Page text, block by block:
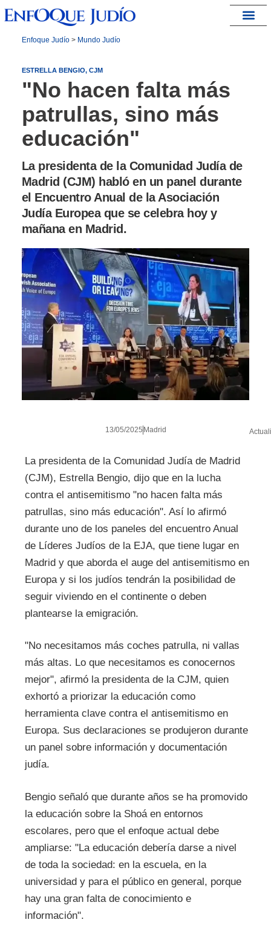
Enfoque Judío> Mundo Judío
ESTRELLA BENGIO, CJM
"No hacen falta más
patrullas, sino más
educación"
La presidenta de la Comunidad Judía de
Madrid (CJM) habló en un panel durante
el Encuentro Anual de la Asociación
Judía Europea que se celebra hoy y
mañana en Madrid.
13/05/2025 Madrid
La presidenta de la Comunidad Judía de Madrid
(CJM), Estrella Bengio, dijo que en la lucha
contra el antisemitismo "no hacen falta más
patrullas, sino más educación". Así lo afirmó
durante uno de los paneles del encuentro Anual
de Líderes Judíos de la EJA, que tiene lugar en
Madrid y que aborda el auge del antisemitismo en
Europa y si los judíos tendrán la posibilidad de
seguir viviendo en el continente o deben
plantearse la emigración.
"No necesitamos más coches patrulla, ni vallas
más altas. Lo que necesitamos es conocernos
mejor", afirmó la presidenta de la CJM, quien
exhortó a priorizar la educación como
herramienta clave contra el antisemitismo en
Europa. Sus declaraciones se produjeron durante
un panel sobre información y documentación
judía.
Bengio señaló que durante años se ha promovido
la educación sobre la Shoá en entornos
escolares, pero que el enfoque actual debe
ampliarse: "La educación debería darse a nivel
de toda la sociedad: en la escuela, en la
universidad y para el público en general, porque
hay una gran falta de conocimiento e
información".